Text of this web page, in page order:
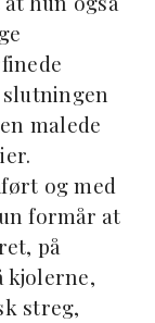
slutningen
malede
og med
formår at
på
kjolerne,
streg,